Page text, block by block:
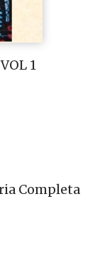
1
Completa